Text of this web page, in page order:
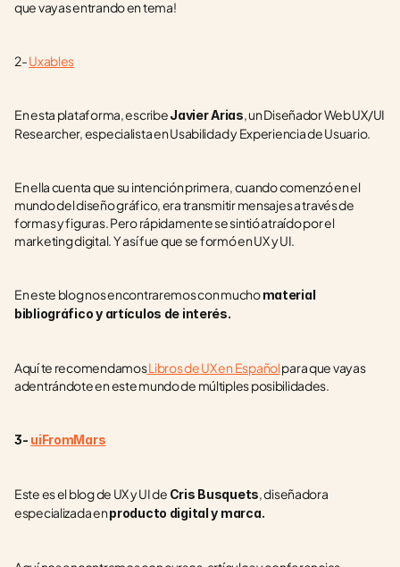
que vayas entrando en tema!
2- Uxables
En esta plataforma, escribe Javier Arias, un Diseñador Web UX/UI
Researcher, especialista en Usabilidad y Experiencia de Usuario.
En ella cuenta que su intención primera, cuando comenzó en el
mundo del diseño gráfico, era transmitir mensajes a través de
formas y figuras. Pero rápidamente se sintió atraído por el
marketing digital. Y así fue que se formó en UX y UI.
En este blog nos encontraremos con mucho material
bibliográfico y artículos de interés.
Aquí te recomendamos Libros de UX en Español para que vayas
adentrándote en este mundo de múltiples posibilidades.
3- uiFromMars
Este es el blog de UX y UI de Cris Busquets, diseñadora
especializada en producto digital y marca.